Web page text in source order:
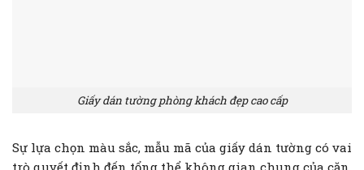
Giấy dán tường phòng khách đẹp cao cấp
Sự lựa chọn màu sắc, mẫu mã của giấy dán tường có vai